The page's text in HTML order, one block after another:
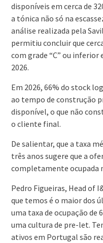
disponíveis em cerca de
a tónica não só na
análise realizada pela
permitiu concluir que
com grade “C” ou inferior
2026.
Em 2026, 66% do stock
ao tempo de construção
disponível, o que não
o cliente final.
De salientar, que a taxa
três anos sugere que a
completamente ocupada
Pedro Figueiras, Head of
que temos é o maior dos
uma taxa de ocupação de
uma cultura de pre-let.
ativos em Portugal são